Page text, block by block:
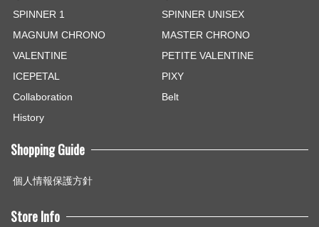
SPINNER 1
SPINNER UNISEX
MAGNUM CHRONO
MASTER CHRONO
VALENTINE
PETITE VALENTINE
ICEPETAL
PIXY
Collaboration
Belt
History
Shopping Guide
個人情報保護方針
Store Info